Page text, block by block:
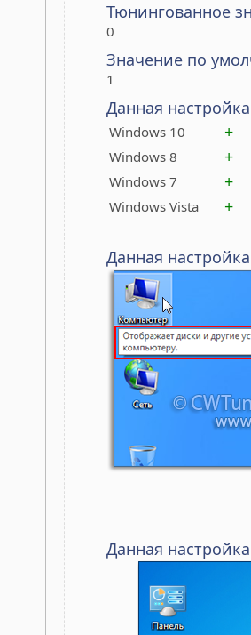
Тюнингованное
0
Значение по
1
Данная
Windows 10 +
Windows 8 +
Windows 7 +
Windows Vista +
Данная
Данная